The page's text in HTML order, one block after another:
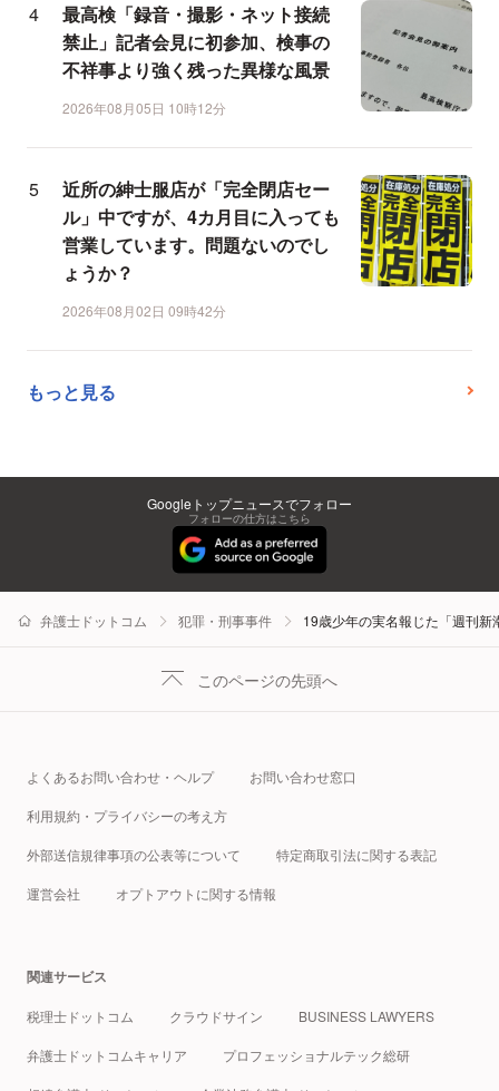
最高検「録音・撮影・ネット接続
禁止」記者会見に初参加、検事の
不祥事より強く残った異様な風景
2026年08月05日 10時12分
近所の紳士服店が「完全閉店セー
ル」中ですが、4カ月目に入っても
営業しています。問題ないのでし
ょうか？
2026年08月02日 09時42分
もっと見る
Googleトップニュースでフォロー
フォローの仕方はこちら
弁護士ドットコム 犯罪・刑事事件 19歳少年の実名報じた「週刊
このページの先頭へ
よくあるお問い合わせ・ヘルプ お問い合わせ窓口
利用規約・プライバシーの考え方
外部送信規律事項の公表等について 特定商取引法に関する表記
運営会社 オプトアウトに関する情報
関連サービス
税理士ドットコム クラウドサイン BUSINESS LAWYERS
弁護士ドットコムキャリア プロフェッショナルテック総研